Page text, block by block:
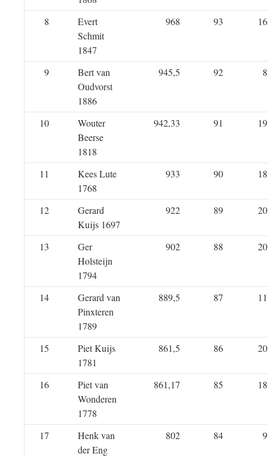
8
Evert
Schmit
1847
968 93 16
9
Bert van
Oudvorst
1886
945,5 92 8
10
Wouter
Beerse
1818
942,33 91 19
11
Kees Lute
1768
933 90 18
12
Gerard
Kuijs 1697
922 89 20
13
Ger
Holsteijn
1794
902 88 20
14
Gerard van
Pinxteren
1789
889,5 87 11
15
Piet Kuijs
1781
861,5 86 20
16
Piet van
Wonderen
1778
861,17 85 18
17
Henk van
der Eng
802 84 9